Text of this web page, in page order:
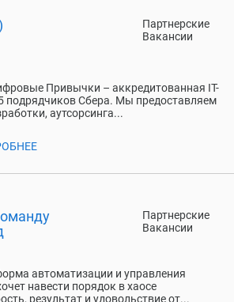
Партнерские
Вакансии
Привычки – аккредитованная IT-
подрядчиков Сбера. Мы предоставляем
аутсорсинга...
Партнерские
Вакансии
автоматизации и управления
навести порядок в хаосе
результат и удовольствие от...